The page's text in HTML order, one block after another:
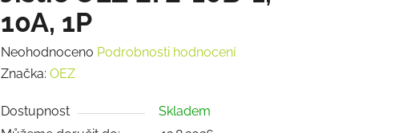
10A, 1P
Průměrné
hodnocení
je
Neohodnoceno Podrobnosti hodnocení
Značka: OEZ
Dostupnost
Skladem